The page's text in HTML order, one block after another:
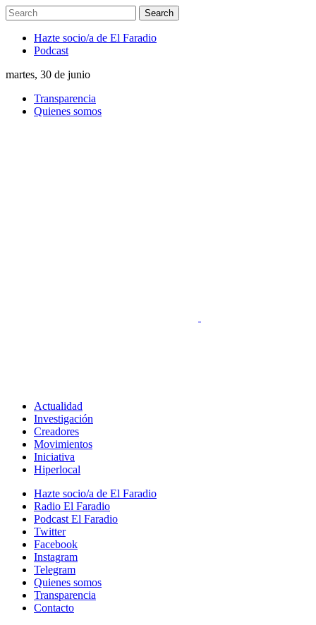
Hazte socio/a de El Faradio
Podcast
martes, 30 de junio
Transparencia
Quienes somos
Actualidad
Investigación
Creadores
Movimientos
Iniciativa
Hiperlocal
Hazte socio/a de El Faradio
Radio El Faradio
Podcast El Faradio
Twitter
Facebook
Instagram
Telegram
Quienes somos
Transparencia
Contacto